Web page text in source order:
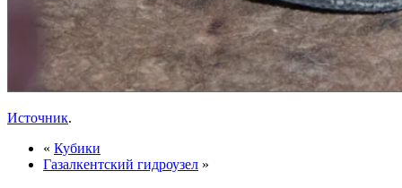
Источник.
« Кубики
Газалкентский гидроузел »